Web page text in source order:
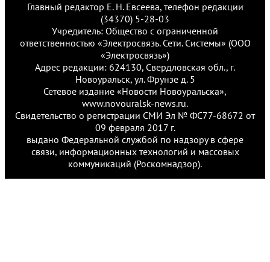
Главный редактор Е. Н. Евсеева, телефон редакции
(34370) 5-28-03
Учредитель: Общество с ограниченной
ответственностью «Электросвязь. Сети. Системы» (ООО
«Электросвязь»)
Адрес редакции: 624130, Свердловская обл., г.
Новоуральск, ул. Фрунзе д. 5
Сетевое издание «Новости Новоуральска»,
www.novouralsk-news.ru.
Свидетельство о регистрации СМИ Эл № ФС77-68672 от
09 февраля 2017 г.
выдано Федеральной службой по надзору в сфере
связи, информационных технологий и массовых
коммуникаций (Роскомнадзор).